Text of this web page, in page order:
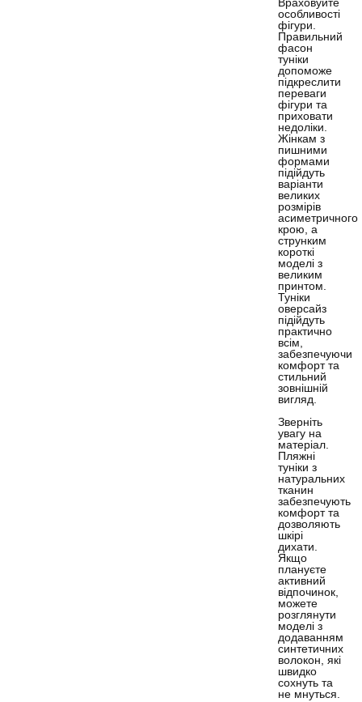
Враховуйте
особливості
фігури.
Правильний
фасон
туніки
допоможе
підкреслити
переваги
фігури та
приховати
недоліки.
Жінкам з
пишними
формами
підійдуть
варіанти
великих
розмірів
асиметричного
крою, а
струнким
короткі
моделі з
великим
принтом.
Туніки
оверсайз
підійдуть
практично
всім,
забезпечуючи
комфорт та
стильний
зовнішній
вигляд.
Зверніть
увагу на
матеріал.
Пляжні
туніки з
натуральних
тканин
забезпечують
комфорт та
дозволяють
шкірі
дихати.
Якщо
плануєте
активний
відпочинок,
можете
розглянути
моделі з
додаванням
синтетичних
волокон, які
швидко
сохнуть та
не мнуться.